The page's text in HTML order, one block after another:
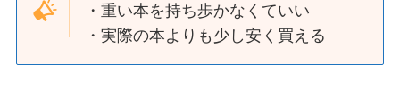
・重い本を持ち歩かなくていい
・実際の本よりも少し安く買える